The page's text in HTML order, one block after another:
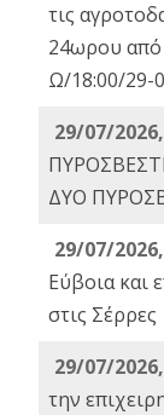
τις
24ωρου
Ω/18:00/29-
29/07/
ΔΥΟ
29/07/
Εύβοια και
στις Σέρρες
29/07/
την